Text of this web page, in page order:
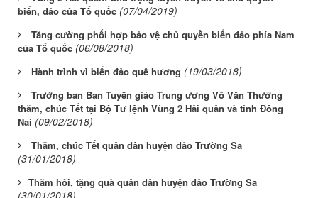
biển, đảo của Tổ quốc (07/04/2019)
Tăng cường phối hợp bảo vệ chủ quyền biển đảo phía Nam
của Tổ quốc (06/08/2018)
Hành trình vì biển đảo quê hương (19/03/2018)
Trưởng ban Ban Tuyên giáo Trung ương Võ Văn Thưởng
thăm, chúc Tết tại Bộ Tư lệnh Vùng 2 Hải quân và tỉnh Đồng
Nai (09/02/2018)
Thăm, chúc Tết quân dân huyện đảo Trường Sa
(31/01/2018)
​Thăm hỏi, tặng quà quân dân huyện đảo Trường Sa